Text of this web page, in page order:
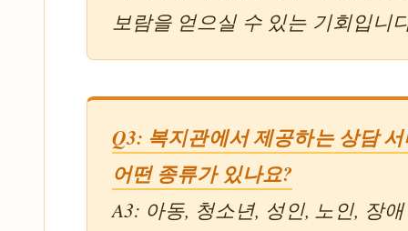
보람을 얻으실 수 있는 기회입니
Q3: 복지관에서 제공하는 상담
어떤 종류가 있나요?
A3: 아동, 청소년, 성인, 노인, 장